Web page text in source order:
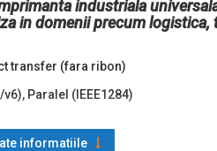
industriala
in domenii precum logistica,
transfer (fara ribon)
Paralel (IEEE1284)
informatiile